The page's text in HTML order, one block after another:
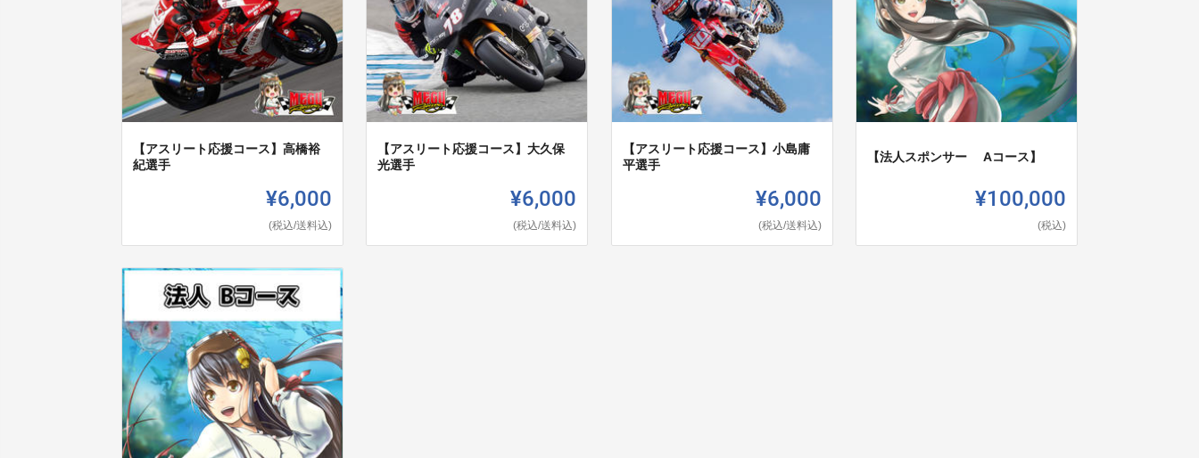
【アスリート応援コース】高橋裕
紀選手
¥6,000
(税込/送料込)
【アスリート応援コース】大久保
光選手
¥6,000
(税込/送料込)
【アスリート応援コース】小島庸
平選手
¥6,000
(税込/送料込)
【法人スポンサー Aコース】
¥100,000
(税込)